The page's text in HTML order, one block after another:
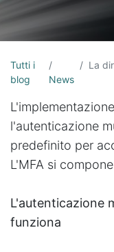
Tutti i
blog
News
La
l'autenticazione
predefinito per
L'MFA si
L'autenticazione
funziona